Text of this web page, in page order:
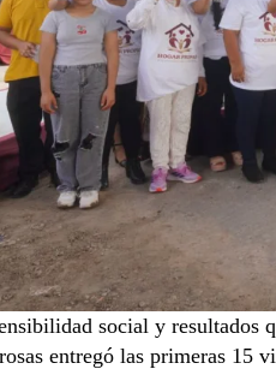
social y resultados
entregó las primeras 15